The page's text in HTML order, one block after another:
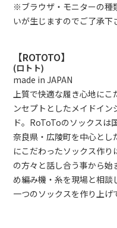
※ブラウザ・モニターの種
いが生じますのでご了承下
【ROTOTO】
(ロトト)
made in JAPAN
上質で快適な履き心地にこ
ンセプトとしたメイドイ
ド。RoToToのソックスは
奈良県・広陵町を中心とし
にこだわったソックス作
の方々と話し合う事から始
め編み機・糸を現場と相談
一つのソックスを作り上げ